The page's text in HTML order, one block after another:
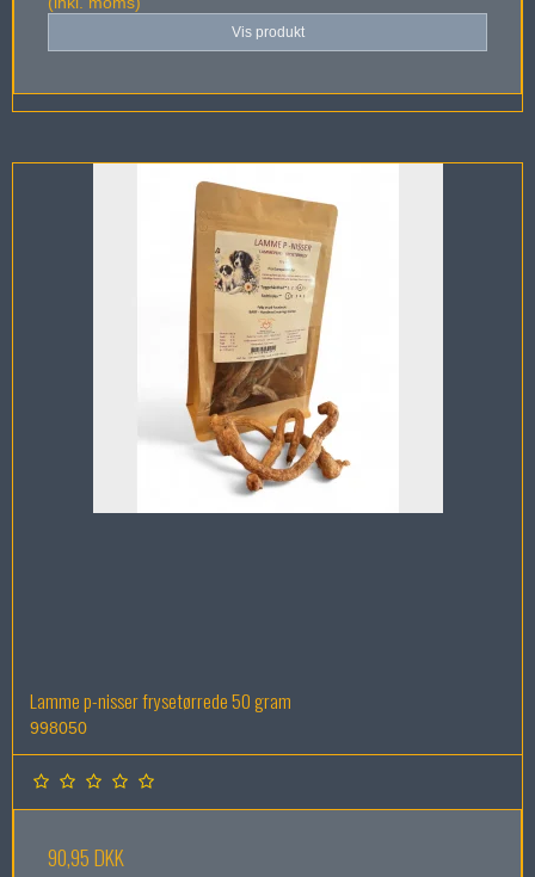
Vis produkt
Lamme p-nisser frysetørrede 50 gram
998050
90,95 DKK